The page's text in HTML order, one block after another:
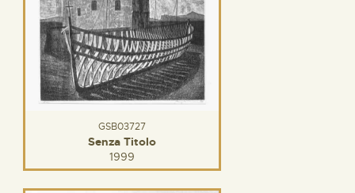
GSB03727
Senza Titolo
1999